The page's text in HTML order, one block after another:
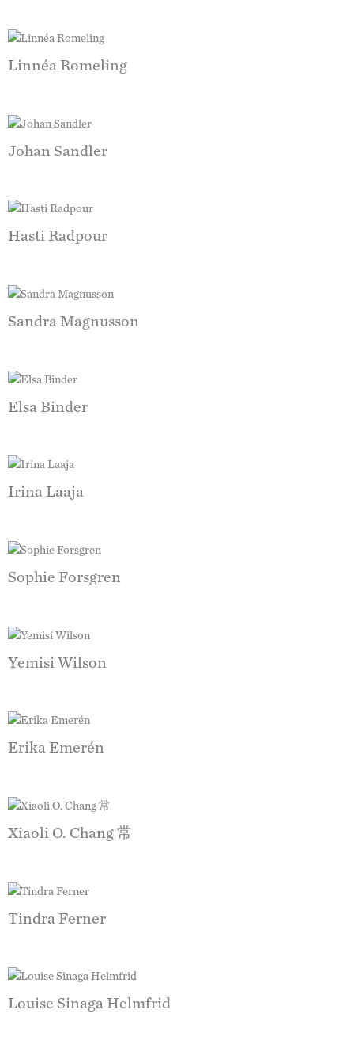
Linnéa Romeling
Johan Sandler
Hasti Radpour
Sandra Magnusson
Elsa Binder
Irina Laaja
Sophie Forsgren
Yemisi Wilson
Erika Emerén
Xiaoli O. Chang 常
Tindra Ferner
Louise Sinaga Helmfrid